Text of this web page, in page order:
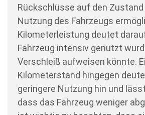
Rückschlüsse auf den Zustand
Nutzung des Fahrzeugs
Kilometerleistung deutet
Fahrzeug intensiv genutzt
Verschleiß aufweisen könnte.
Kilometerstand hingegen
geringere Nutzung hin und
dass das Fahrzeug weniger